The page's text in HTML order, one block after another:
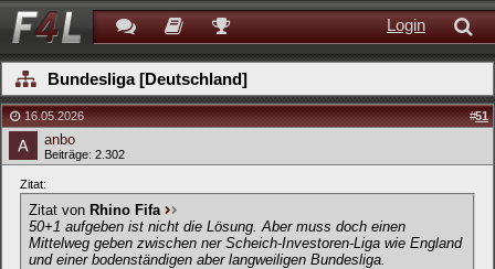
Login
Bundesliga [Deutschland]
16.05.2026 #51
anbo
Beiträge: 2.302
Zitat:
Zitat von Rhino Fifa
50+1 aufgeben ist nicht die Lösung. Aber muss doch einen
Mittelweg geben zwischen ner Scheich-Investoren-Liga wie England
und einer bodenständigen aber langweiligen Bundesliga.